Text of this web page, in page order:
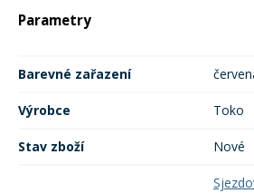
Parametry
Barevné zařazení
Výrobce Toko
Stav zboží Nové